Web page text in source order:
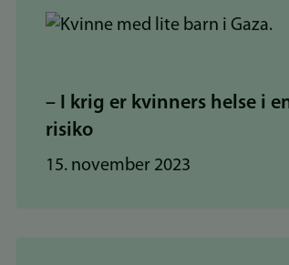
– I krig er kvinners helse i
risiko
15. november 2023